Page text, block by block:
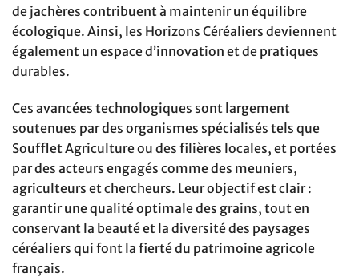
de jachères contribuent à maintenir un équilibre
écologique. Ainsi, les Horizons Céréaliers deviennent
également un espace d’innovation et de pratiques
durables.
Ces avancées technologiques sont largement
soutenues par des organismes spécialisés tels que
Soufflet Agriculture ou des filières locales, et portées
par des acteurs engagés comme des meuniers,
agriculteurs et chercheurs. Leur objectif est clair :
garantir une qualité optimale des grains, tout en
conservant la beauté et la diversité des paysages
céréaliers qui font la fierté du patrimoine agricole
français.